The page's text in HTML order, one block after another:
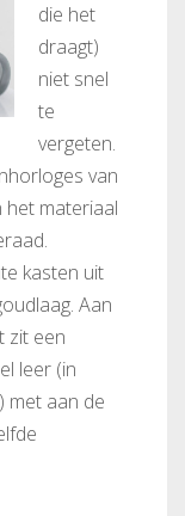
die het
draagt)
niet snel
te
vergeten.
van
het materiaal
kasten uit
Aan
zit een
leer (in
met aan de